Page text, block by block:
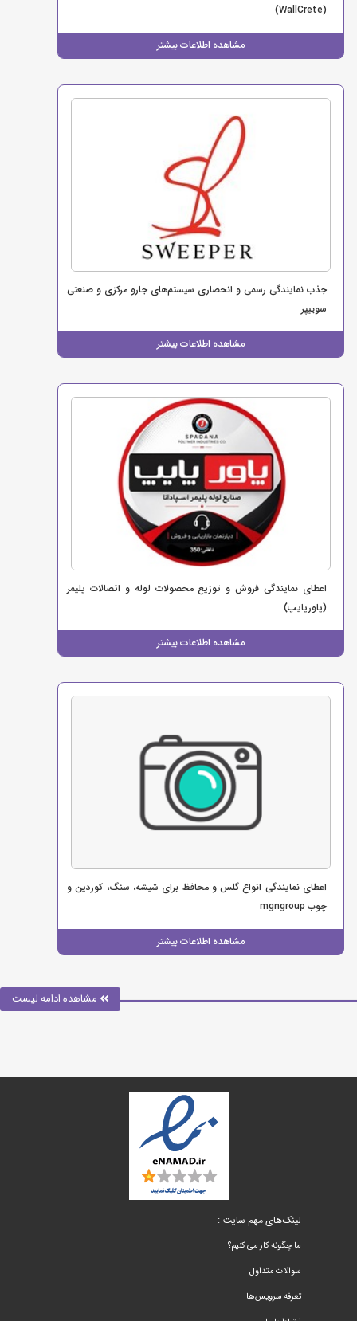
(WallCrete)
مشاهده اطلاعات بیشتر
جذب نمایندگی رسمی و انحصاری سیستم‌های جارو مرکزی و صنعتی
سوییپر
مشاهده اطلاعات بیشتر
اعطای نمایندگی فروش و توزیع محصولات لوله و اتصالات پلیمر
(پاورپایپ)
مشاهده اطلاعات بیشتر
اعطای نمایندگی انواع گلس و محافظ برای شیشه، سنگ، کوردین و
چوب mgngroup
مشاهده اطلاعات بیشتر
مشاهده ادامه لیست
لینک‌های مهم سایت :
ما چگونه کار می کنیم؟
سوالات متداول
تعرفه سرویس‌ها